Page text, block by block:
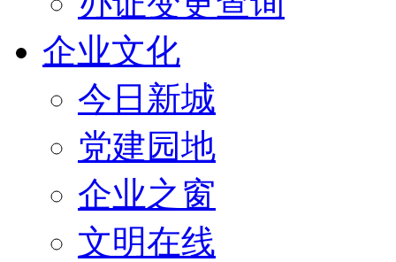
企业文化
今日新城
党建园地
企业之窗
文明在线